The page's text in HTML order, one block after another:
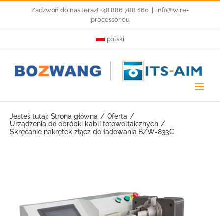
Zadzwoń do nas teraz! +48 886 788 660
info@wire-
processor.eu
polski
Jesteś tutaj: Strona główna
Oferta
Urządzenia do obróbki kabli fotowoltaicznych
Skręcanie nakrętek złącz do ładowania BZW-833C